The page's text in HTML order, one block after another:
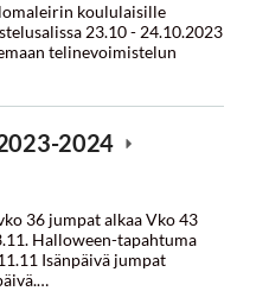
koululaisille
23.10 - 24.10.2023
telinevoimistelun
2024
36 jumpat alkaa Vko 43
Halloween-tapahtuma
Isänpäivä jumpat